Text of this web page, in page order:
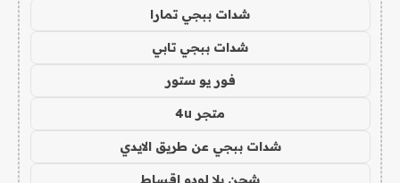
شدات ببجي تمارا
شدات ببجي تابي
فور يو ستور
متجر 4u
شدات ببجي عن طريق الايدي
شحن يلا لودو اقساط